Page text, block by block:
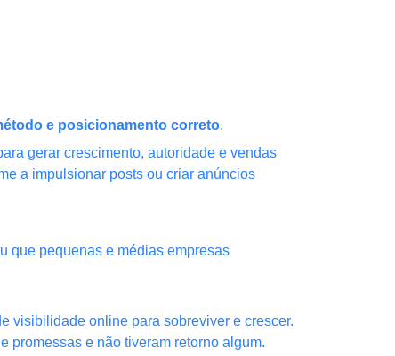
e posicionamento correto.
gerar crescimento, autoridade e vendas
a impulsionar posts ou criar anúncios
que pequenas e médias empresas
visibilidade online para sobreviver e crescer.
promessas e não tiveram retorno algum.